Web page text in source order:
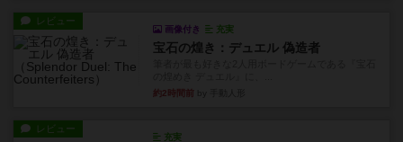
レビュー
画像付き 充実
宝石の煌き：デュエル 偽造者
約2時間前
レビュー
充実